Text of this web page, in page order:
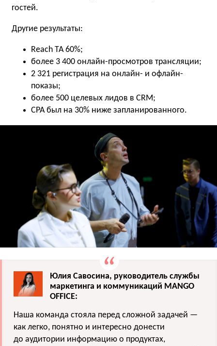
гостей.
Другие результаты:
Reach TA 60%;
более 3 400 онлайн-просмотров трансляции;
2 321 регистрация на онлайн- и офлайн-
показы;
более 500 целевых лидов в CRM;
СPA был на 30% ниже запланированного.
Юлия Савосина, руководитель службы
маркетинга и коммуникаций MANGO
OFFICE:
Наша команда стояла перед сложной задачей —
как легко, понятно и интересно донести
до аудитории информацию о продуктах,